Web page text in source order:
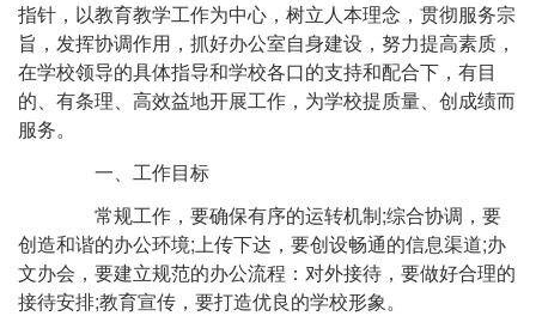
指针，以教育教学工作为中心，树立人本理念，贯彻服务宗
旨，发挥协调作用，抓好办公室自身建设，努力提高素质，
在学校领导的具体指导和学校各口的支持和配合下，有目
的、有条理、高效益地开展工作，为学校提质量、创成绩而
服务。
一、工作目标
常规工作，要确保有序的运转机制;综合协调，要
创造和谐的办公环境;上传下达，要创设畅通的信息渠道;办
文办会，要建立规范的办公流程：对外接待，要做好合理的
接待安排;教育宣传，要打造优良的学校形象。